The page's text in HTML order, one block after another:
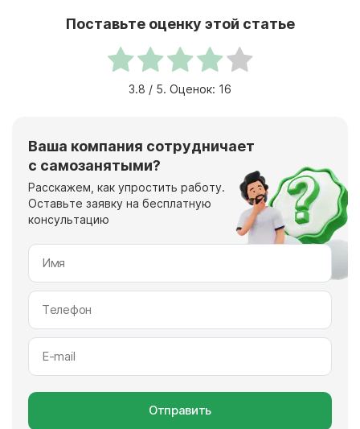
Поставьте оценку этой статье
3.8 / 5. Оценок: 16
Ваша компания сотрудничает
с самозанятыми?
Расскажем, как упростить работу.
Оставьте заявку на бесплатную
консультацию
Отправить